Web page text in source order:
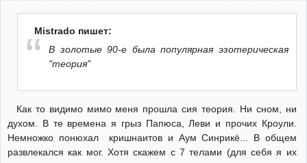
Mistrado пишет:
В золотые 90-е была популярная эзотерическая
"теория"
Как то видимо мимо меня прошла сия теория. Ни сном, ни
духом. В те времена я грыз Папюса, Леви и прочих Кроули.
Немножко понюхал кришнаитов и Аум Синрикё... В общем
развлекался как мог. Хотя скажем с 7 телами (для себя я их